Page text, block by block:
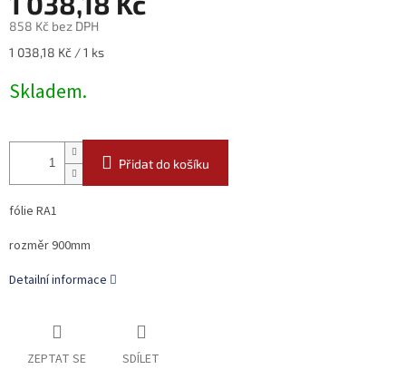
858 Kč bez DPH
Měrná
1 038,18 Kč / 1 ks
Skladem.
Přidat do košíku
fólie RA1
rozměr 900mm
Detailní informace
ZEPTAT SE SDÍLET